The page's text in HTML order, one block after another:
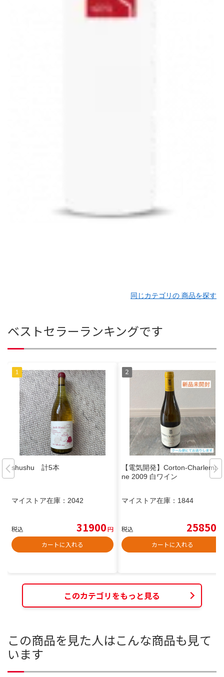
同じカテゴリの 商品を探す
ベストセラーランキングです
shushu 計5本
マイストア在庫： 2042
税込 31900円
カートに入れる
【電気開発】Corton-Charlemag
ne 2009 白ワイン
マイストア在庫： 1844
税込 25850
カートに入れる
このカテゴリをもっと見る
この商品を見た人はこんな商品も見て
います